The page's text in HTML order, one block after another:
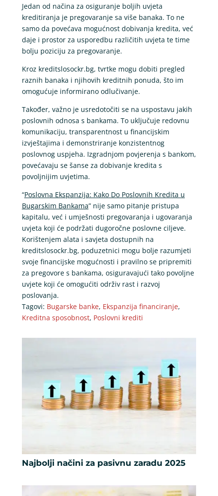
Jedan od načina za osiguranje boljih uvjeta
kreditiranja je pregovaranje sa više banaka. To ne
samo da povećava mogućnost dobivanja kredita, već
daje i prostor za usporedbu različitih uvjeta te time
bolju poziciju za pregovaranje.
Kroz kreditslosockr.bg, tvrtke mogu dobiti pregled
raznih banaka i njihovih kreditnih ponuda, što im
omogućuje informirano odlučivanje.
Također, važno je usredotočiti se na uspostavu jakih
poslovnih odnosa s bankama. To uključuje redovnu
komunikaciju, transparentnost u financijskim
izvještajima i demonstriranje konzistentnog
poslovnog uspjeha. Izgradnjom povjerenja s bankom,
povećavaju se šanse za dobivanje kredita s
povoljnijim uvjetima.
“Poslovna Ekspanzija: Kako Do Poslovnih Kredita u
Bugarskim Bankama” nije samo pitanje pristupa
kapitalu, već i umješnosti pregovaranja i ugovaranja
uvjeta koji će podržati dugoročne poslovne ciljeve.
Korištenjem alata i savjeta dostupnih na
kreditslosockr.bg, poduzetnici mogu bolje razumjeti
svoje financijske mogućnosti i pravilno se pripremiti
za pregovore s bankama, osiguravajući tako povoljne
uvjete koji će omogućiti održiv rast i razvoj
poslovanja.
Tagovi: Bugarske banke, Ekspanzija financiranje,
Kreditna sposobnost, Poslovni krediti
Najbolji načini za pasivnu zaradu 2025